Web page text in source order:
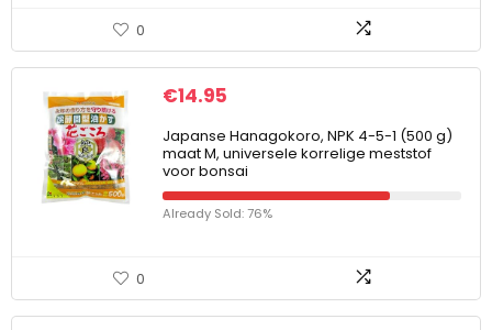
0
€14.95
Japanse Hanagokoro, NPK 4-5-1 (500 g)
maat M, universele korrelige meststof
voor bonsai
Already Sold: 76%
0